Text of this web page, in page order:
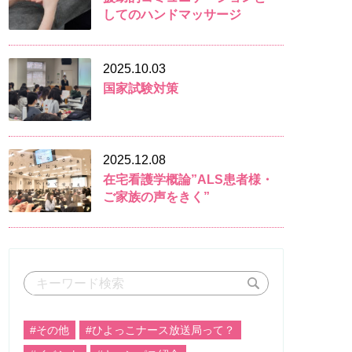
してのハンドマッサージ
2025.10.03
国家試験対策
2025.12.08
在宅看護学概論”ALS患者様・
ご家族の声をきく”
#その他
#ひよっこナース放送局って？